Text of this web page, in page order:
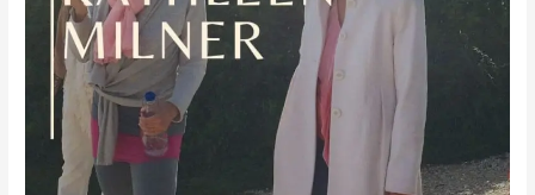
Kathleen
Milner’s
Tera
Classes